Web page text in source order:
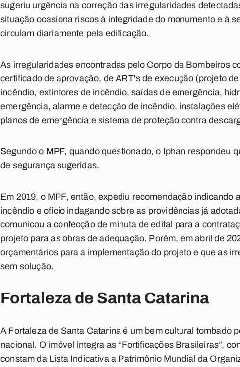
sugeriu urgência na correção das irregularidades
situação ocasiona riscos à integridade do monumento e à
circulam diariamente pela edificação.
As irregularidades encontradas pelo Corpo de Bombeiros
certificado de aprovação, de ART's de execução (projeto
incêndio, extintores de incêndio, saídas de emergência,
emergência, alarme e detecção de incêndio, instalações
planos de emergência e sistema de proteção contra
Segundo o MPF, quando questionado, o Iphan respondeu
de segurança sugeridas.
Em 2019, o MPF, então, expediu recomendação
incêndio e ofício indagando sobre as providências já
comunicou a confecção de minuta de edital para a
projeto para as obras de adequação. Porém, em abril de
orçamentários para a implementação do projeto e que as
sem solução.
Fortaleza de Santa Catarina
A Fortaleza de Santa Catarina é um bem cultural tombado
nacional. O imóvel integra as “Fortificações Brasileiras”,
constam da Lista Indicativa a Patrimônio Mundial da